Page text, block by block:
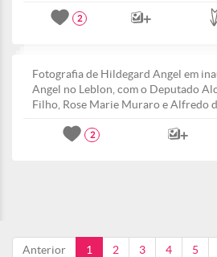
2
Fotografia de Hildegard Angel em
Angel no Leblon, com o Deputado
Filho, Rose Marie Muraro e Alfredo
2
Anterior 1 2 3 4 5